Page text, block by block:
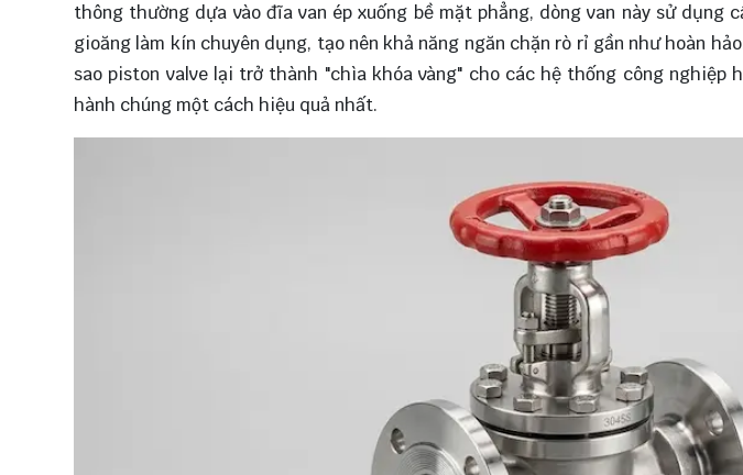
thông thường dựa vào đĩa van ép xuống bề mặt phẳng, dòng van này sử dụng
gioăng làm kín chuyên dụng, tạo nên khả năng ngăn chặn rò rỉ gần như hoàn
sao piston valve lại trở thành "chìa khóa vàng" cho các hệ thống công nghiệp
hành chúng một cách hiệu quả nhất.